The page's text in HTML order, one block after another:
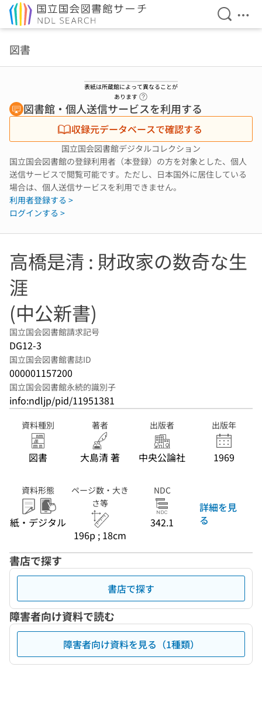
検索を
メ
図書
表紙は所蔵館によって異なることが
あります
図書館・個人送信サービスを利用する
収録元データベースで確認する
国立国会図書館デジタルコレクション
国立国会図書館の登録利用者（本登録）の方を対象とした、個人
送信サービスで閲覧可能です。ただし、日本国外に居住している
場合は、個人送信サービスを利用できません。
利用者登録する >
ログインする >
高橋是清 : 財政家の数奇な生
涯
(中公新書)
国立国会図書館請求記号
DG12-3
国立国会図書館書誌ID
000001157200
国立国会図書館永続的識別子
info:ndljp/pid/11951381
資料種別
図書
著者
大島清 著
出版者
中央公論社
出版年
1969
資料形態
紙・デジタル
ページ数・大き
さ等
196p ; 18cm
NDC
342.1
詳細を見
る
書店で探す
書店で探す
障害者向け資料で読む
障害者向け資料を見る（1種類）